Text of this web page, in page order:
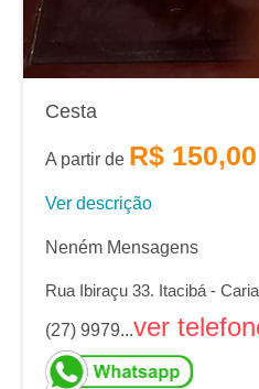
Cesta
A partir de R$ 150,00
Ver descrição
Neném Mensagens
Rua Ibiraçu 33. Itacibá -
(27) 9979...ver